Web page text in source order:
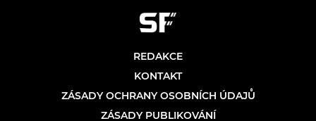
REDAKCE
KONTAKT
ZÁSADY OCHRANY OSOBNÍCH ÚDAJŮ
ZÁSADY PUBLIKOVÁNÍ